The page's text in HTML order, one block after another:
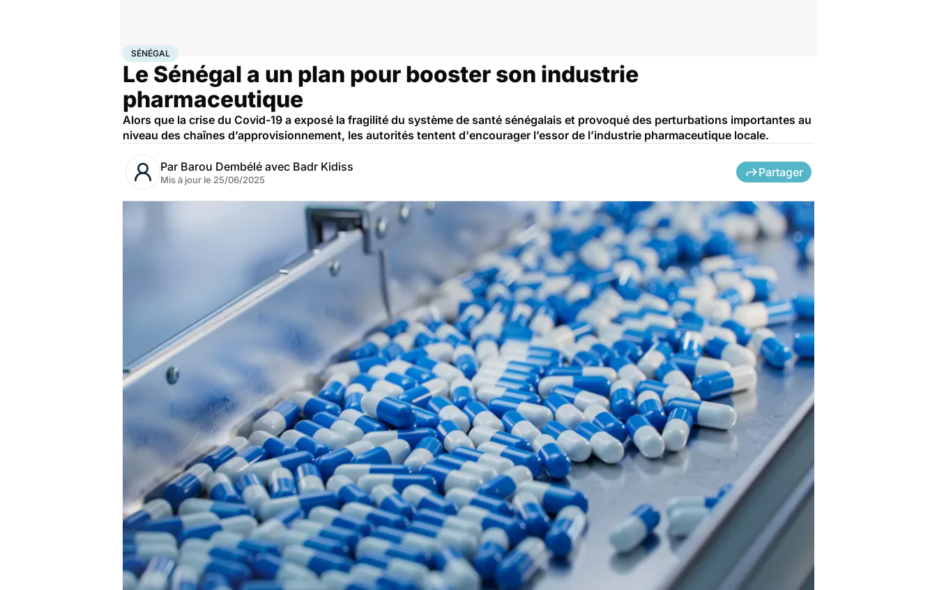
AccueilSanté Médicaments
SÉNÉGAL
Le Sénégal a un plan pour booster son industrie
pharmaceutique
Alors que la crise du Covid-19 a exposé la fragilité du système de santé sénégalais et provoqué des perturbations importantes au
niveau des chaînes d’approvisionnement, les autorités tentent d'encourager l’essor de l’industrie pharmaceutique locale.
Par Barou Dembélé avec Badr Kidiss
Mis à jour le 25/06/2025
Partager